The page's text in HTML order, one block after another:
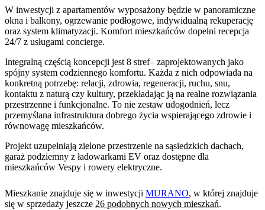
W inwestycji z apartamentów wyposażony będzie w panoramiczne
okna i balkony, ogrzewanie podłogowe, indywidualną rekuperację
oraz system klimatyzacji. Komfort mieszkańców dopełni recepcja
24/7 z usługami concierge.
Integralną częścią koncepcji jest 8 stref– zaprojektowanych jako
spójny system codziennego komfortu. Każda z nich odpowiada na
konkretną potrzebę: relacji, zdrowia, regeneracji, ruchu, snu,
kontaktu z naturą czy kultury, przekładając ją na realne rozwiązania
przestrzenne i funkcjonalne. To nie zestaw udogodnień, lecz
przemyślana infrastruktura dobrego życia wspierającego zdrowie i
równowagę mieszkańców.
Projekt uzupełniają zielone przestrzenie na sąsiedzkich dachach,
garaż podziemny z ładowarkami EV oraz dostępne dla
mieszkańców Vespy i rowery elektryczne.
Mieszkanie znajduje się w inwestycji MURANO, w której znajduje
się w sprzedaży jeszcze 26 podobnych nowych mieszkań.